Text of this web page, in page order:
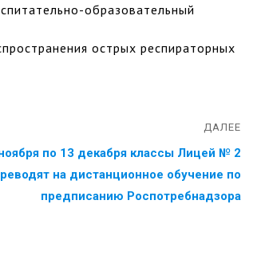
образовательный
острых респираторных
ДАЛЕЕ
по 13 декабря классы Лицей № 2
на дистанционное обучение по
предписанию Роспотребнадзора